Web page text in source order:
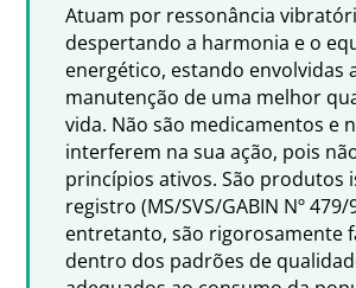
Atuam por ressonância
despertando a harmonia e o
energético, estando envolvidas
manutenção de uma melhor
vida. Não são medicamentos e
interferem na sua ação, pois
princípios ativos. São produtos
registro (MS/SVS/GABIN Nº 479/
entretanto, são rigorosamente
dentro dos padrões de